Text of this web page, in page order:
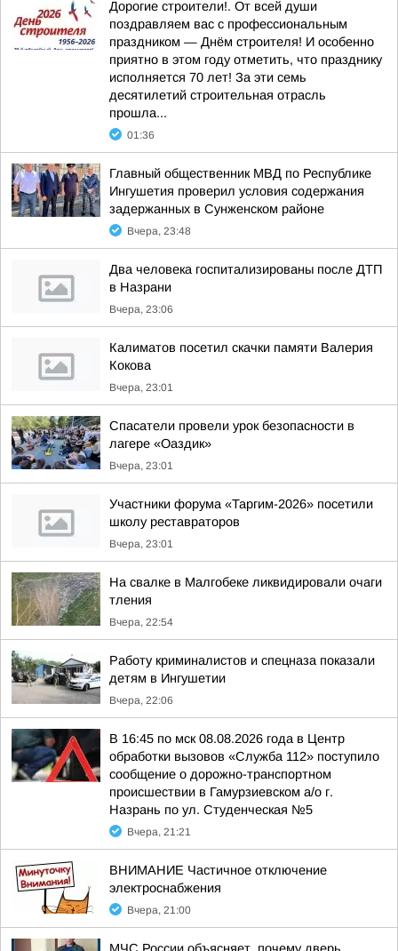
Дорогие строители!. От всей души
поздравляем вас с профессиональным
праздником — Днём строителя! И особенно
приятно в этом году отметить, что празднику
исполняется 70 лет! За эти семь
десятилетий строительная отрасль
прошла...
01:36
Главный общественник МВД по Республике
Ингушетия проверил условия содержания
задержанных в Сунженском районе
Вчера, 23:48
Два человека госпитализированы после ДТП
в Назрани
Вчера, 23:06
Калиматов посетил скачки памяти Валерия
Кокова
Вчера, 23:01
Спасатели провели урок безопасности в
лагере «Оаздик»
Вчера, 23:01
Участники форума «Таргим-2026» посетили
школу реставраторов
Вчера, 23:01
На свалке в Малгобеке ликвидировали очаги
тления
Вчера, 22:54
Работу криминалистов и спецназа показали
детям в Ингушетии
Вчера, 22:06
В 16:45 по мск 08.08.2026 года в Центр
обработки вызовов «Служба 112» поступило
сообщение о дорожно-транспортном
происшествии в Гамурзиевском а/о г.
Назрань по ул. Студенческая №5
Вчера, 21:21
ВНИМАНИЕ Частичное отключение
электроснабжения
Вчера, 21:00